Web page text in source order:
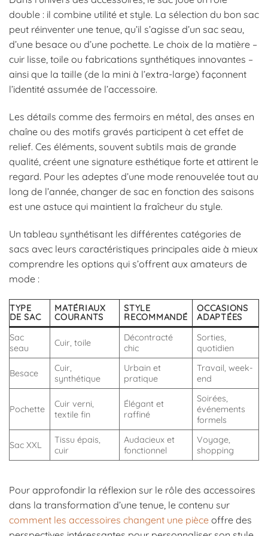
double : il combine utilité et style. La sélection du bon sac
peut réinventer une tenue, qu’il s’agisse d’un sac seau,
d’une besace ou d’une pochette. Le choix de la matière –
cuir lisse, toile ou fabrications synthétiques innovantes –
ainsi que la taille (de la mini à l’extra-large) façonnent
l’identité assumée de l’accessoire.
Les détails comme des fermoirs en métal, des anses en
chaîne ou des motifs gravés participent à cet effet de
relief. Ces éléments, souvent subtils mais de grande
qualité, créent une signature esthétique forte et attirent le
regard. Pour les adeptes d’une mode renouvelée tout au
long de l’année, changer de sac en fonction des saisons
est une astuce qui maintient la fraîcheur du style.
Un tableau synthétisant les différentes catégories de
sacs avec leurs caractéristiques principales aide à mieux
comprendre les options qui s’offrent aux amateurs de
mode :
TYPE
DE SAC
MATÉRIAUX
COURANTS
STYLE
RECOMMANDÉ
OCCASIONS
ADAPTÉES
Sac
seau
Cuir, toile
Décontracté
chic
Sorties,
quotidien
Besace
Cuir,
synthétique
Urbain et
pratique
Travail, week-
end
Pochette
Cuir verni,
textile fin
Élégant et
raffiné
Soirées,
événements
formels
Sac XXL
Tissu épais,
cuir
Audacieux et
fonctionnel
Voyage,
shopping
Pour approfondir la réflexion sur le rôle des accessoires
dans la transformation d’une tenue, le contenu sur
comment les accessoires changent une pièce offre des